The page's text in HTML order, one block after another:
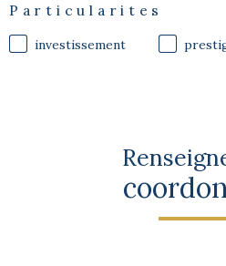
Particularites
investissement